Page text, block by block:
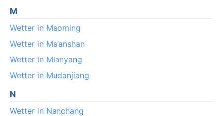
M
Wetter in Maoming
Wetter in Ma’anshan
Wetter in Mianyang
Wetter in Mudanjiang
N
Wetter in Nanchang